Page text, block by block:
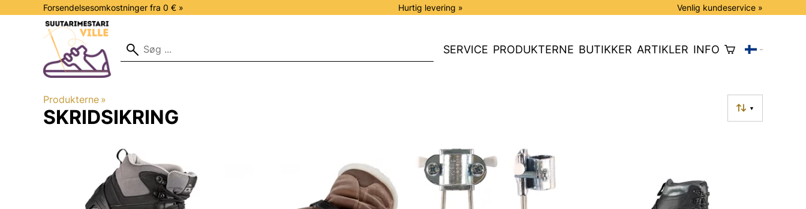
Forsendelsesomkostninger fra 0 € » Hurtig levering » Venlig kundeservice »
SERVICE PRODUKTERNE BUTIKKER ARTIKLER INFO
Produkterne ‪»
▼
SKRIDSIKRING